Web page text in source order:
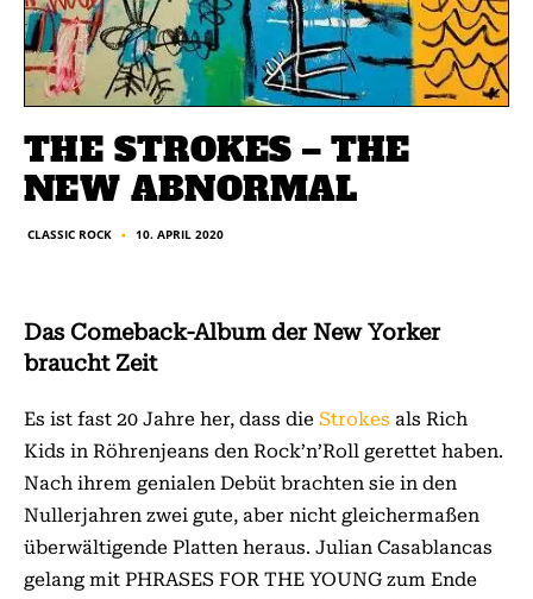
THE STROKES – THE
NEW ABNORMAL
CLASSIC ROCK ■ 10. APRIL 2020
Das Comeback-Album der New Yorker
braucht Zeit
Es ist fast 20 Jahre her, dass die Strokes als Rich
Kids in Röhrenjeans den Rock’n’Roll gerettet haben.
Nach ihrem genialen Debüt brachten sie in den
Nullerjahren zwei gute, aber nicht gleichermaßen
überwältigende Platten heraus. Julian Casablancas
gelang mit PHRASES FOR THE YOUNG zum Ende